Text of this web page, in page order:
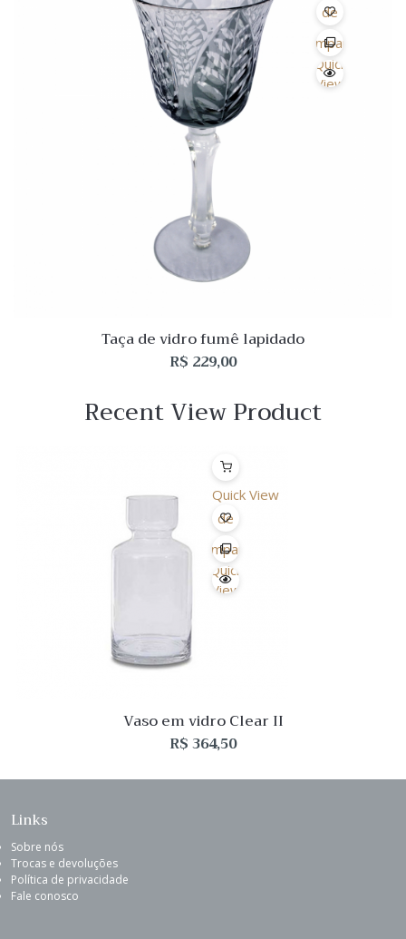
de
Desejo
Comparar
Quick
View
Taça de vidro fumê lapidado
R$ 229,00
Recent View Product
Quick View
Lista
de
Desejo
Comparar
Quick
View
Vaso em vidro Clear II
R$364,50
Links
Sobre nós
Trocas e devoluções
Política de privacidade
Fale conosco